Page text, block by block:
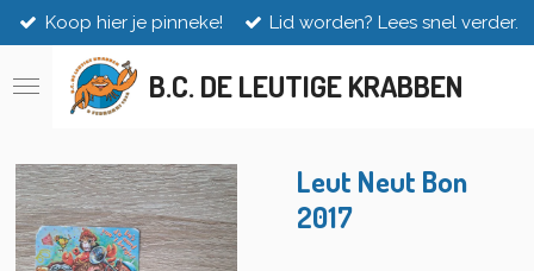
Ga
direct
naar
B.C. DE LEUTIGE KRABBEN
Koop hier je pinneke! Lid worden? Lees snel verder.
Leut Neut Bon
2017